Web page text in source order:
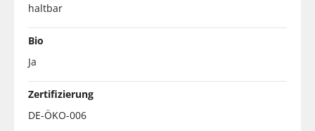
haltbar
Bio
Ja
Zertifizierung
DE-ÖKO-006